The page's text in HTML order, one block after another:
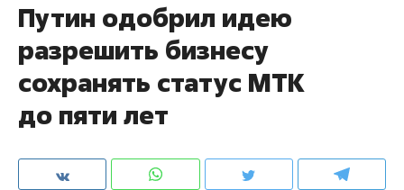
Путин одобрил идею
разрешить бизнесу
сохранять статус МТК
до пяти лет